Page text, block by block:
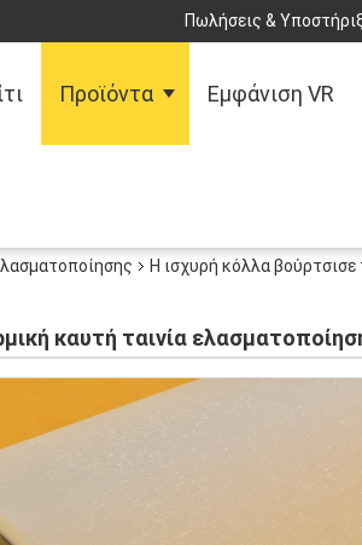
Πωλήσεις &
Προϊόντα Εμφάνιση VR
Η ισχυρή κόλλα βούρτσισε
καυτή ταινία